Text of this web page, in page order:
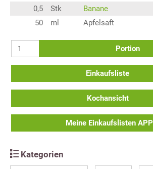
0,5
Stk
Banane
50
ml Apfelsaft
Portion
Einkaufsliste
Kochansicht
Meine Einkaufslisten APP
Kategorien